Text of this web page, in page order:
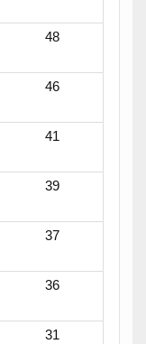
48
46
41
39
37
36
31